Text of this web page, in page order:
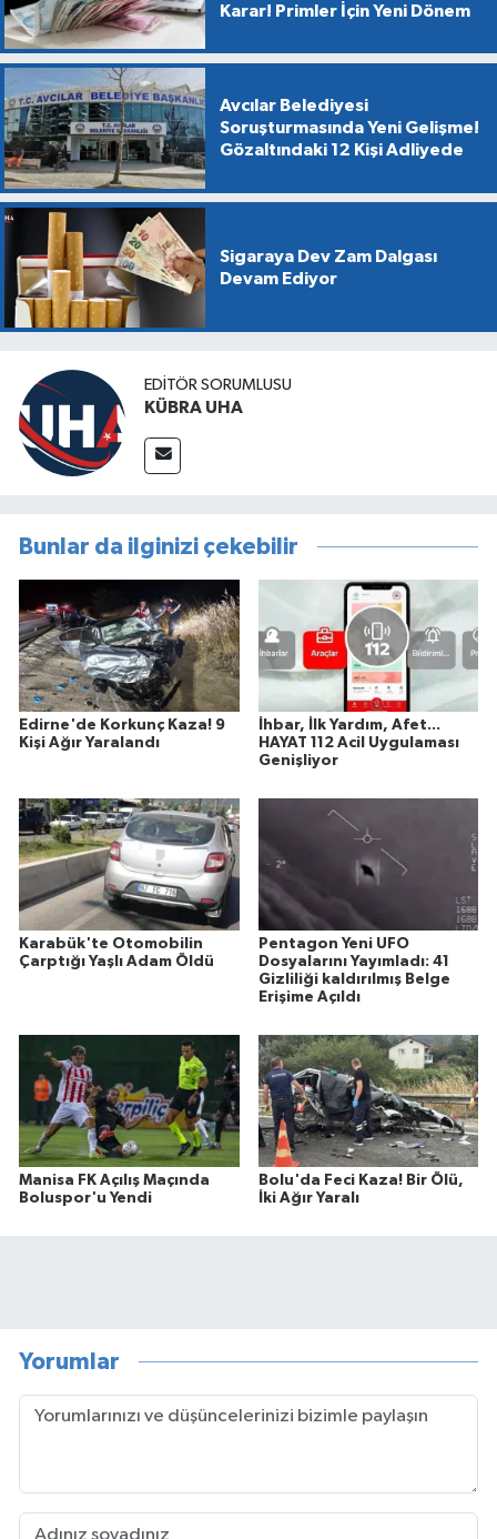
Karar! Primler İçin Yeni Dönem
Avcılar Belediyesi
Soruşturmasında Yeni Gelişme!
Gözaltındaki 12 Kişi Adliyede
Sigaraya Dev Zam Dalgası
Devam Ediyor
EDİTÖR SORUMLUSU
KÜBRA UHA
Bunlar da ilginizi çekebilir
Edirne'de Korkunç Kaza! 9
Kişi Ağır Yaralandı
İhbar, İlk Yardım, Afet...
HAYAT 112 Acil Uygulaması
Genişliyor
Karabük'te Otomobilin
Çarptığı Yaşlı Adam Öldü
Pentagon Yeni UFO
Dosyalarını Yayımladı: 41
Gizliliği kaldırılmış Belge
Erişime Açıldı
Manisa FK Açılış Maçında
Boluspor'u Yendi
Bolu'da Feci Kaza! Bir Ölü,
İki Ağır Yaralı
Yorumlar